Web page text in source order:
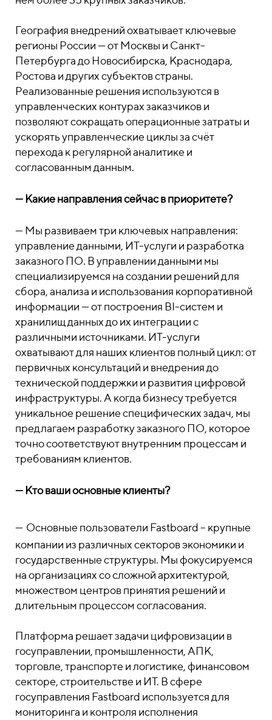
География внедрений охватывает ключевые
регионы России — от Москвы и Санкт-
Петербурга до Новосибирска, Краснодара,
Ростова и других субъектов страны.
Реализованные решения используются в
управленческих контурах заказчиков и
позволяют сокращать операционные затраты и
ускорять управленческие циклы за счёт
перехода к регулярной аналитике и
согласованным данным.
— Какие направления сейчас в приоритете?
—Мы развиваем три ключевых направления:
управление данными, ИТ-услуги и разработка
заказного ПО. В управлении данными мы
специализируемся на создании решений для
сбора, анализа и использования корпоративной
информации — от построения BI-систем и
хранилищ данных до их интеграции с
различными источниками. ИТ-услуги
охватывают для наших клиентов полный цикл: от
первичных консультаций и внедрения до
технической поддержки и развития цифровой
инфраструктуры. А когда бизнесу требуется
уникальное решение специфических задач, мы
предлагаем разработку заказного ПО, которое
точно соответствуют внутренним процессам и
требованиям клиентов.
— Кто ваши основные клиенты?
— Основные пользователи Fastboard – крупные
компании из различных секторов экономики и
государственные структуры. Мы фокусируемся
на организациях со сложной архитектурой,
множеством центров принятия решений и
длительным процессом согласования.
Платформа решает задачи цифровизации в
госуправлении, промышленности, АПК,
торговле, транспорте и логистике, финансовом
секторе, строительстве и ИТ. В сфере
госуправления Fastboard используется для
мониторинга и контроля исполнения